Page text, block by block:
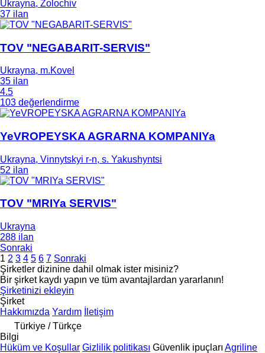
Ukrayna, Zolochiv
37 ilan
TOV "NEGABARIT-SERVIS"
Ukrayna, m.Kovel
35 ilan
4.5
103 değerlendirme
YeVROPEYSKA AGRARNA KOMPANIYa
Ukrayna, Vinnytskyi r-n, s. Yakushyntsi
52 ilan
TOV "MRIYa SERVIS"
Ukrayna
288 ilan
Sonraki
1 2 3 4 5 6 7 Sonraki
Şirketler dizinine dahil olmak ister misiniz?
Bir şirket kaydı yapın ve tüm avantajlardan yararlanın!
Şirketinizi ekleyin
Şirket
Hakkımızda Yardım
İletişim
Türkiye / Türkçe
Bilgi
Hüküm ve Koşullar Gizlilik politikası Güvenlik ipuçları Agriline